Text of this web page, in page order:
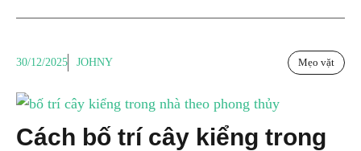
30/12/2025 JOHNY Mẹo vặt
Cách bố trí cây kiểng trong